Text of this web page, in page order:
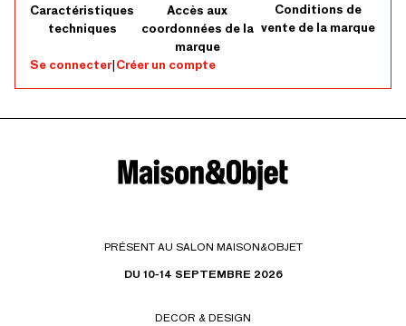
Caractéristiques
techniques
Accès aux
coordonnées de la
marque
Conditions de
vente de la marque
Se connecter|Créer un compte
PRÉSENT AU SALON MAISON&OBJET
DU 10-14 SEPTEMBRE 2026
DECOR & DESIGN